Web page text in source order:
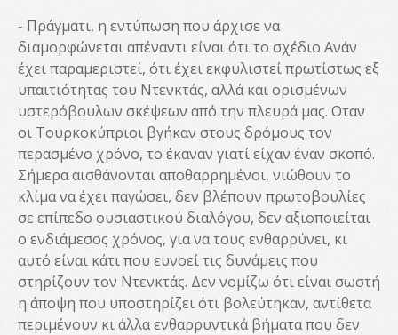
- Πράγματι, η εντύπωση που άρχισε να
διαμορφώνεται απέναντι είναι ότι το σχέδιο Ανάν
έχει παραμεριστεί, ότι έχει εκφυλιστεί πρωτίστως εξ
υπαιτιότητας του Ντενκτάς, αλλά και ορισμένων
υστερόβουλων σκέψεων από την πλευρά μας. Οταν
οι Τουρκοκύπριοι βγήκαν στους δρόμους τον
περασμένο χρόνο, το έκαναν γιατί είχαν έναν σκοπό.
Σήμερα αισθάνονται αποθαρρημένοι, νιώθουν το
κλίμα να έχει παγώσει, δεν βλέπουν πρωτοβουλίες
σε επίπεδο ουσιαστικού διαλόγου, δεν αξιοποιείται
ο ενδιάμεσος χρόνος, για να τους ενθαρρύνει, κι
αυτό είναι κάτι που ευνοεί τις δυνάμεις που
στηρίζουν τον Ντενκτάς. Δεν νομίζω ότι είναι σωστή
η άποψη που υποστηρίζει ότι βολεύτηκαν, αντίθετα
περιμένουν κι άλλα ενθαρρυντικά βήματα που δεν